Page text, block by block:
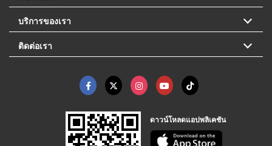
บริการของเรา
ติดต่อเรา
ดาวน์โหลดแอปพลิเคชัน